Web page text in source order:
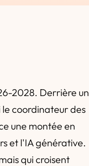
2028. Derrière un
coordinateur des
une montée en
et l'IA générative.
qui croisent